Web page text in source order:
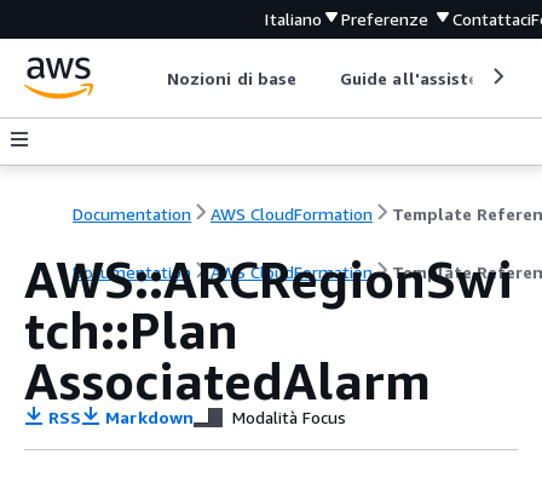
Italiano Preferenze Contattaci
Nozioni di base Guide all'assistenza
Documentation AWS CloudFormation Template
Documentation AWS CloudFormation Template
AWS::ARCRegionSwi
tch::Plan
AssociatedAlarm
RSS Markdown Modalità Focus